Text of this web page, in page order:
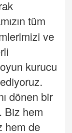
tüm
ve
kurucu
dönen bir
Biz hem
hem de